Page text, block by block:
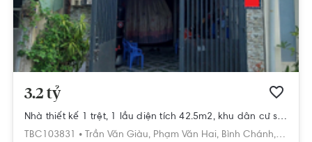
3.2 tỷ
Nhà thiết kế 1 trệt, 1 lầu diện tích 42.5m2, khu dân cư sầm uất.
TBC103831 • Trần Văn Giàu, Phạm Văn Hai, Bình Chánh, Hồ Chí